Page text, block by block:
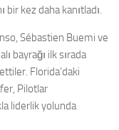
bir kez daha kanıtladı.
Sébastien Buemi ve
bayrağı ilk sırada
Florida’daki
Pilotlar
liderlik yolunda